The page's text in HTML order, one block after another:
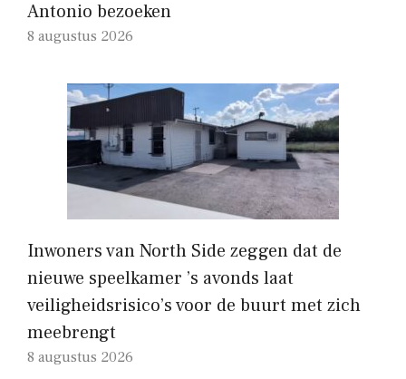
Antonio bezoeken
8 augustus 2026
Inwoners van North Side zeggen dat de
nieuwe speelkamer ’s avonds laat
veiligheidsrisico’s voor de buurt met zich
meebrengt
8 augustus 2026